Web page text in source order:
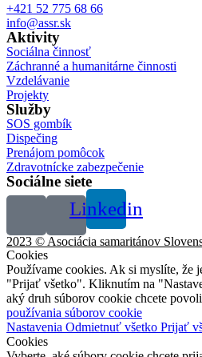
+421 52 775 68 66
info@assr.sk
Aktivity
Sociálna činnosť
Záchranné a humanitárne činnosti
Vzdelávanie
Projekty
Služby
SOS gombík
Dispečing
Prenájom pomôcok
Zdravotnícke zabezpečenie
Sociálne siete
Linkedin
2023 © Asociácia samaritánov
Cookies
Používame cookies. Ak si myslíte, že
"Prijať všetko". Kliknutím na
aký druh súborov cookie chcete
používania súborov cookie
Nastavenia Odmietnuť všetko Prijať
Cookies